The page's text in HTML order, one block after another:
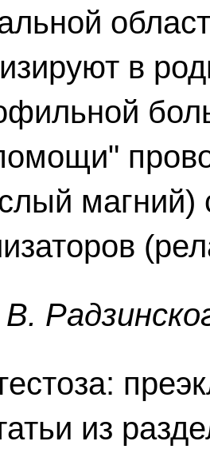
в
из